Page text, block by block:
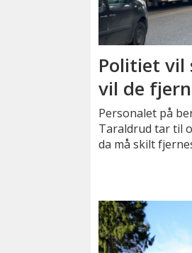
Politiet vil
vil de
Personalet på
Taraldrud tar til
da må skilt